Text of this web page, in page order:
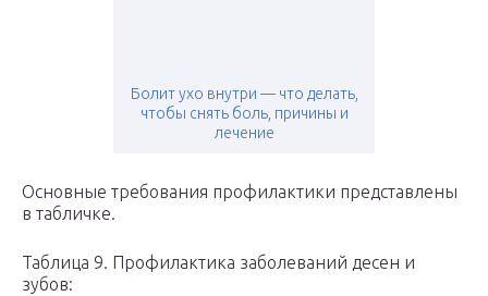
Болит ухо внутри — что делать,
чтобы снять боль, причины и
лечение
Основные требования профилактики представлены
в табличке.
Таблица 9. Профилактика заболеваний десен и
зубов: